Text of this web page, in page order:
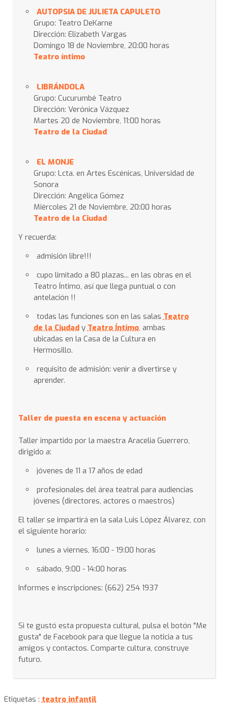
AUTOPSIA DE JULIETA CAPULETO
Grupo: Teatro DeKarne
Dirección: Elizabeth Vargas
Domingo 18 de Noviembre, 20:00 horas
Teatro íntimo
LIBRÁNDOLA
Grupo: Cucurumbé Teatro
Dirección: Verónica Vázquez
Martes 20 de Noviembre, 11:00 horas
Teatro de la Ciudad
EL MONJE
Grupo: Lcta. en Artes Escénicas, Universidad de
Sonora
Dirección: Angélica Gómez
Miércoles 21 de Noviembre, 20:00 horas
Teatro de la Ciudad
Y recuerda:
admisión libre!!!
cupo limitado a 80 plazas... en las obras en el
Teatro Íntimo, así que llega puntual o con
antelación !!
todas las funciones son en las salasTeatro
de la CiudadyTeatro Íntimo, ambas
ubicadas en la Casa de la Cultura en
Hermosillo.
requisito de admisión: venir a divertirse y
aprender.
Taller de puesta en escena y actuación
Taller impartido por la maestra Aracelia Guerrero,
dirigido a:
jóvenes de 11 a 17 años de edad
profesionales del área teatral para audiencias
jóvenes (directores, actores o maestros)
El taller se impartirá en la sala Luis López Álvarez, con
el siguiente horario:
lunes a viernes, 16:00 - 19:00 horas
sábado, 9:00 - 14:00 horas
Informes e inscripciones: (662) 254 1937
Si te gustó esta propuesta cultural, pulsa el botón "Me
gusta" de Facebook para que llegue la noticia a tus
amigos y contactos. Comparte cultura, construye
futuro.
Etiquetas :teatro infantil